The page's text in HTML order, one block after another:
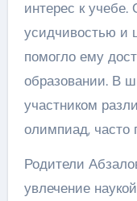
интерес к учебе.
усидчивостью и
помогло ему
образовании. В
участником
олимпиад, часто
Родители
увлечение